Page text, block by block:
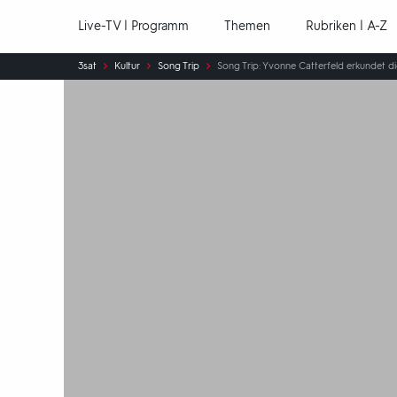
Live-TV | Programm Themen Rubriken | A-Z
Sie
sind
3sat Kultur Song Trip Song Trip: Yvonne Catterfeld erkundet